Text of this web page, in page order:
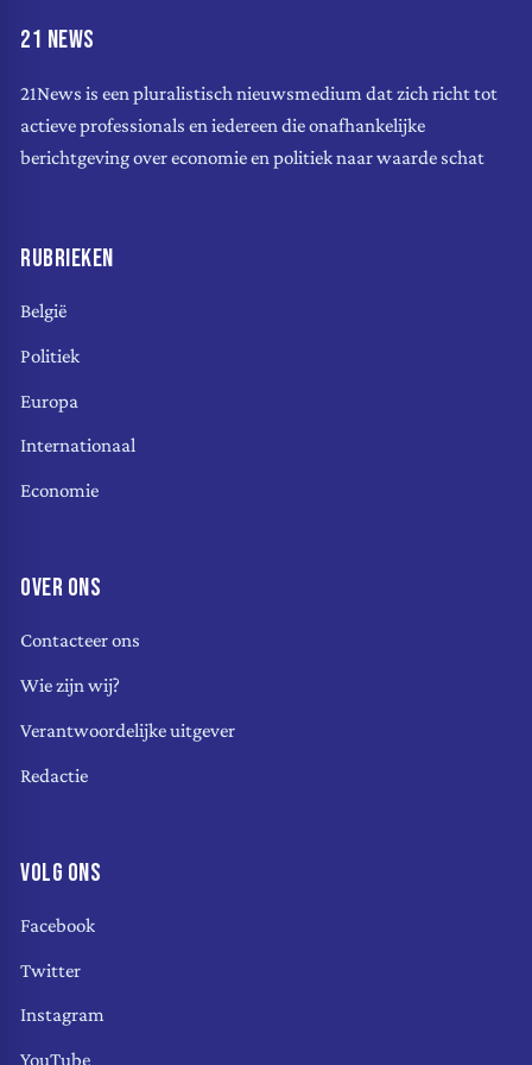
21 NEWS
21News is een pluralistisch nieuwsmedium dat zich richt tot
actieve professionals en iedereen die onafhankelijke
berichtgeving over economie en politiek naar waarde schat
RUBRIEKEN
België
Politiek
Europa
Internationaal
Economie
OVER ONS
Contacteer ons
Wie zijn wij?
Verantwoordelijke uitgever
Redactie
VOLG ONS
Facebook
Twitter
Instagram
YouTube